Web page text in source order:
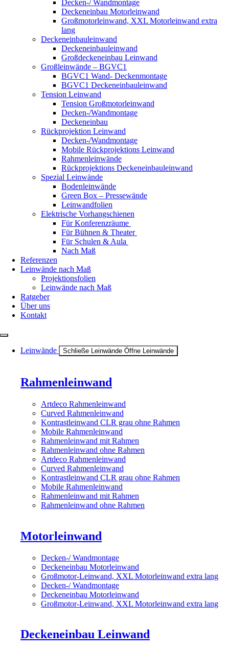
Decken-/ Wandmontage
Deckeneinbau Motorleinwand
Großmotorleinwand, XXL Motorleinwand extra
lang
Deckeneinbauleinwand
Deckeneinbauleinwand
Großdeckeneinbau Leinwand
Großleinwände – BGVC1
BGVC1 Wand- Deckenmontage
BGVC1 Deckeneinbauleinwand
Tension Leinwand
Tension Großmotorleinwand
Decken-/Wandmontage
Deckeneinbau
Rückprojektion Leinwand
Decken-/Wandmontage
Mobile Rückprojektions Leinwand
Rahmenleinwände
Rückprojektions Deckeneinbauleinwand
Spezial Leinwände
Bodenleinwände
Green Box – Pressewände
Leinwandfolien
Elektrische Vorhangschienen
Für Konferenzräume
Für Bühnen & Theater
Für Schulen & Aula
Nach Maß
Referenzen
Leinwände nach Maß
Projektionsfolien
Leinwände nach Maß
Ratgeber
Über uns
Kontakt
Leinwände Schließe Leinwände Öffne Leinwände
Rahmenleinwand
Artdeco Rahmenleinwand
Curved Rahmenleinwand
Kontrastleinwand CLR grau ohne Rahmen
Mobile Rahmenleinwand
Rahmenleinwand mit Rahmen
Rahmenleinwand ohne Rahmen
Artdeco Rahmenleinwand
Curved Rahmenleinwand
Kontrastleinwand CLR grau ohne Rahmen
Mobile Rahmenleinwand
Rahmenleinwand mit Rahmen
Rahmenleinwand ohne Rahmen
Motorleinwand
Decken-/ Wandmontage
Deckeneinbau Motorleinwand
Großmotor-Leinwand, XXL Motorleinwand extra lang
Decken-/ Wandmontage
Deckeneinbau Motorleinwand
Großmotor-Leinwand, XXL Motorleinwand extra lang
Deckeneinbau Leinwand